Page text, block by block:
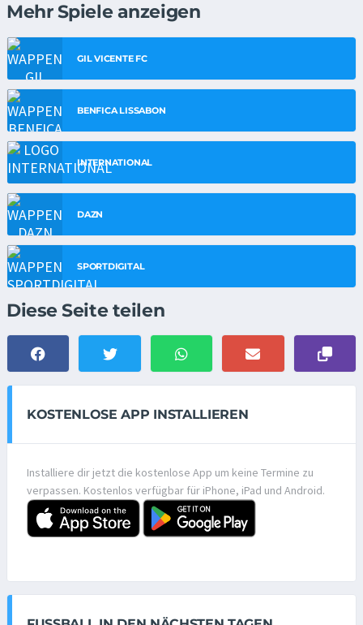
Mehr Spiele anzeigen
GIL VICENTE FC
BENFICA LISSABON
INTERNATIONAL
DAZN
SPORTDIGITAL
Diese Seite teilen
KOSTENLOSE APP INSTALLIEREN
Installiere dir jetzt die kostenlose App um keine Termine zu
verpassen. Kostenlos verfügbar für iPhone, iPad und Android.